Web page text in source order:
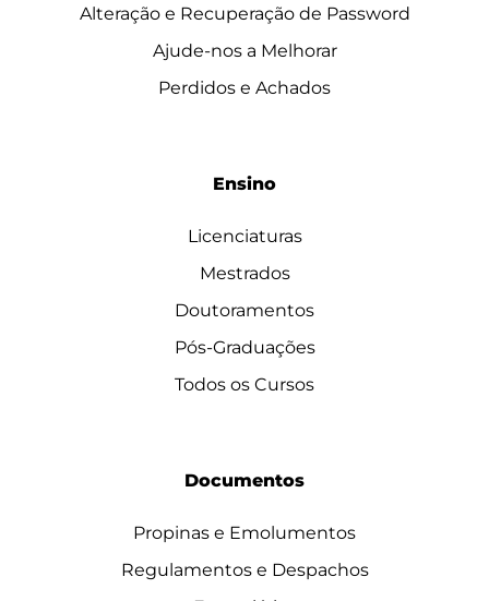
Alteração e Recuperação de Password
Ajude-nos a Melhorar
Perdidos e Achados
Ensino
Licenciaturas
Mestrados
Doutoramentos
Pós-Graduações
Todos os Cursos
Documentos
Propinas e Emolumentos
Regulamentos e Despachos